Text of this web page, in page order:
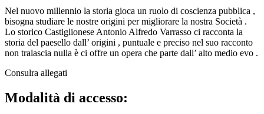
Nel nuovo millennio la storia gioca un ruolo di coscienza pubblica ,
bisogna studiare le nostre origini per migliorare la nostra Società .
Lo storico Castiglionese Antonio Alfredo Varrasso ci racconta la
storia del paesello dall’ origini , puntuale e preciso nel suo racconto
non tralascia nulla è ci offre un opera che parte dall’ alto medio evo .
Consulra allegati
Modalità di accesso: